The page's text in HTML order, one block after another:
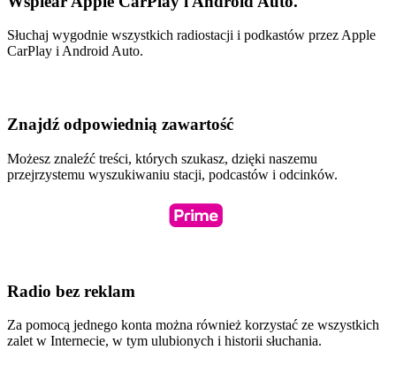
Słuchaj wygodnie wszystkich radiostacji i podkastów przez Apple
CarPlay i Android Auto.
Znajdź odpowiednią zawartość
Możesz znaleźć treści, których szukasz, dzięki naszemu
przejrzystemu wyszukiwaniu stacji, podcastów i odcinków.
Radio bez reklam
Za pomocą jednego konta można również korzystać ze wszystkich
zalet w Internecie, w tym ulubionych i historii słuchania.